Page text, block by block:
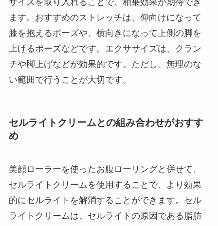
ます。おすすめのストレッチは、仰向けになって
膝を抱えるポーズや、横向きになって上側の脚を
上げるポーズなどです。エクササイズは、クラン
チや脚上げなどが効果的です。ただし、無理のな
い範囲で行うことが大切です。
セルライトクリームとの組み合わせがおすす
め
美顔ローラーを使ったお腹ローリングと併せて、
セルライトクリームを使用することで、より効果
的にセルライトを解消することができます。セル
ライトクリームは、セルライトの原因である脂肪